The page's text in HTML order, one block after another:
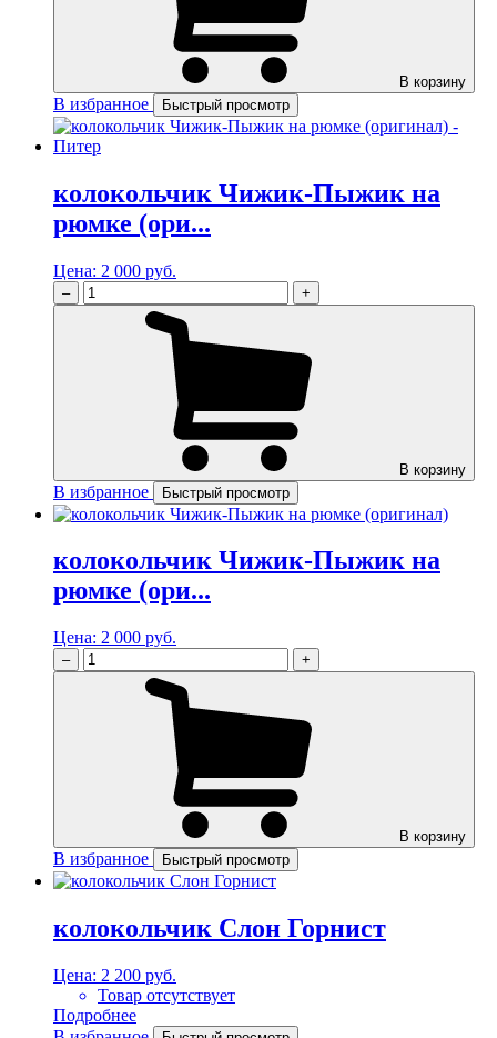
В корзину
В избранное Быстрый просмотр
колокольчик Чижик-Пыжик на
рюмке (ори...
Цена: 2 000 руб.
– +
В корзину
В избранное Быстрый просмотр
колокольчик Чижик-Пыжик на
рюмке (ори...
Цена: 2 000 руб.
– +
В корзину
В избранное Быстрый просмотр
колокольчик Слон Горнист
Цена: 2 200 руб.
Товар отсутствует
Подробнее